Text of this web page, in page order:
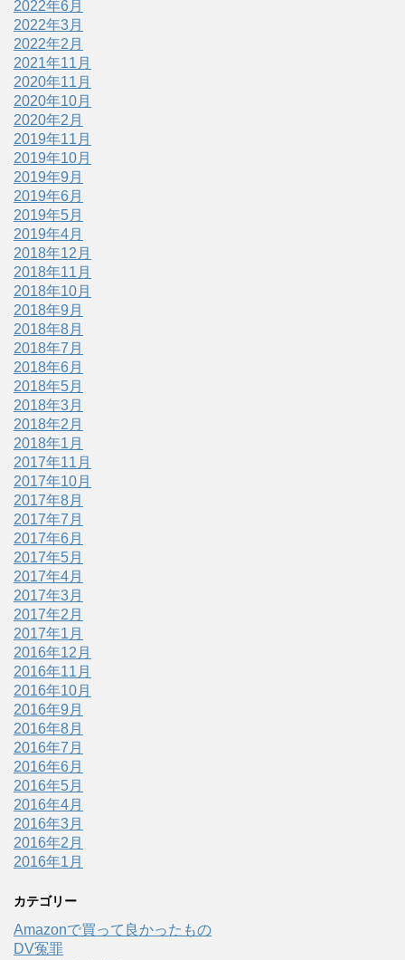
2022年6月
2022年3月
2022年2月
2021年11月
2020年11月
2020年10月
2020年2月
2019年11月
2019年10月
2019年9月
2019年6月
2019年5月
2019年4月
2018年12月
2018年11月
2018年10月
2018年9月
2018年8月
2018年7月
2018年6月
2018年5月
2018年3月
2018年2月
2018年1月
2017年11月
2017年10月
2017年8月
2017年7月
2017年6月
2017年5月
2017年4月
2017年3月
2017年2月
2017年1月
2016年12月
2016年11月
2016年10月
2016年9月
2016年8月
2016年7月
2016年6月
2016年5月
2016年4月
2016年3月
2016年2月
2016年1月
カテゴリー
Amazonで買って良かったもの
DV冤罪